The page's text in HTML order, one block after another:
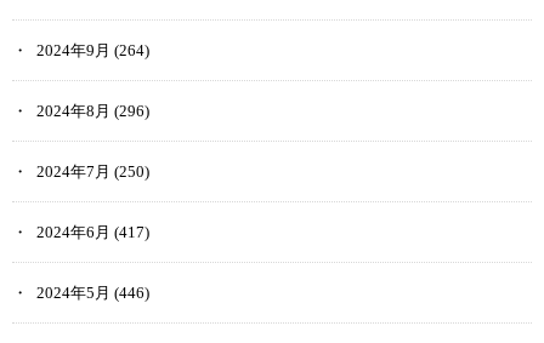
2024年9月 (264)
2024年8月 (296)
2024年7月 (250)
2024年6月 (417)
2024年5月 (446)